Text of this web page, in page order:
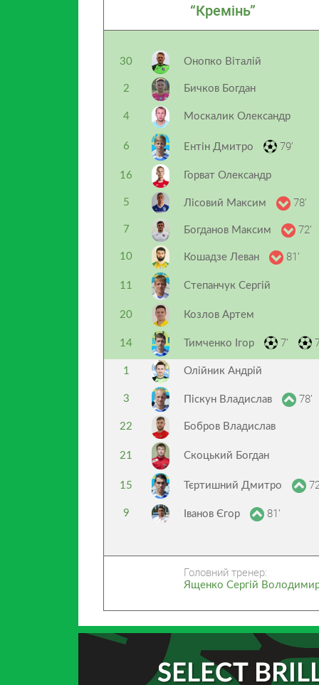
“Кремінь”
30 Онопко Віталій
2 Бичков Богдан
4 Москалик Олександр
6 Ентін Дмитро 79’
16 Горват Олександр
5 Лісовий Максим 78’
7 Богданов Максим 72’
10 Кошадзе Леван 81’
11 Степанчук Сергій
20 Козлов Артем
14 Тимченко Ігор 7’
1 Олійник Андрій
3 Піскун Владислав 78’
22 Бобров Владислав
21 Скоцький Богдан
15 Тєртишний Дмитро
9 Іванов Єгор 81’
Головний тренер:
Ященко Сергій